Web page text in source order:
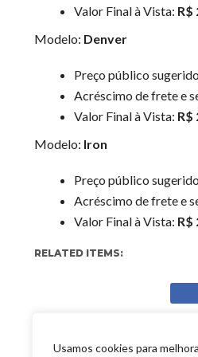
Usamos cookies para
Valor Final à Vista: R$
Modelo: Denver
Preço público
Acréscimo de frete e
Valor Final à Vista: R$
Modelo: Iron
Preço público
Acréscimo de frete e
Valor Final à Vista: R$
RELATED ITEMS: